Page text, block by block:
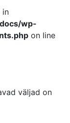
in
wp-
on line
väljad on